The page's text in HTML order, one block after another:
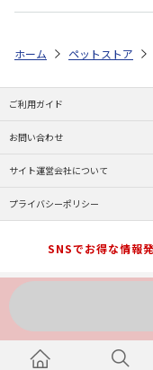
ホーム ペットストア
ご利用ガイド
お問い合わせ
サイト運営会社について
プライバシーポリシー
SNSでお得な情報